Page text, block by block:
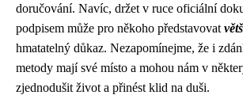
doručování. Navíc, držet v ruce oficiální
podpisem může pro někoho představovat
hmatatelný důkaz. Nezapomínejme, že i
metody mají své místo a mohou nám v
zjednodušit život a přinést klid na duši.